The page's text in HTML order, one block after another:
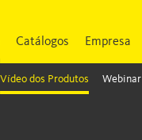
Vídeo dos Produtos Webinar
Catálogos Empresa